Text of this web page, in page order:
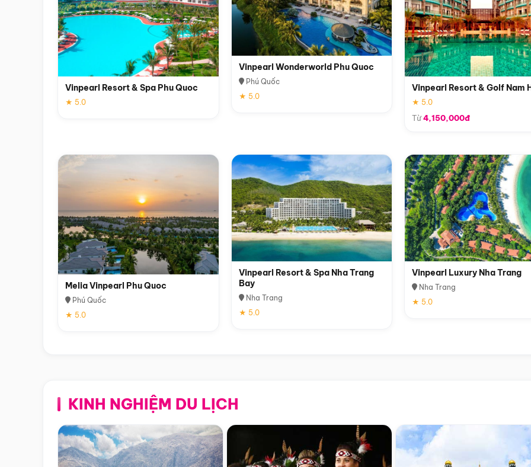
Vinpearl Resort & Spa Phu Quoc
★ 5.0
Vinpearl Wonderworld Phu Quoc
Phú Quốc
★ 5.0
Vinpearl Resort & Golf Nam
★ 5.0
Từ4,150,000đ
Melia Vinpearl Phu Quoc
Phú Quốc
★ 5.0
Vinpearl Resort & Spa Nha Trang
Bay
Nha Trang
★ 5.0
Vinpearl Luxury Nha Trang
Nha Trang
★ 5.0
KINH NGHIỆM DU LỊCH